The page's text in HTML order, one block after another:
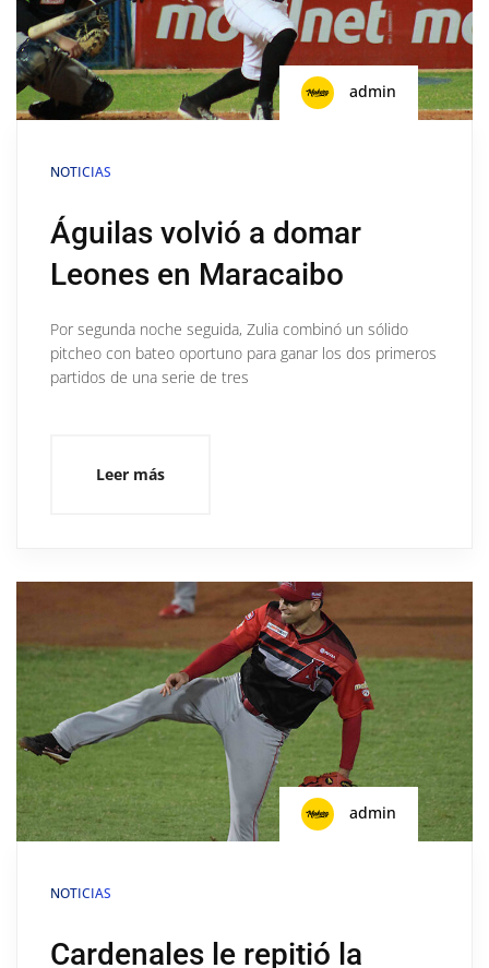
admin
NOTICIAS
Águilas volvió a domar
Leones en Maracaibo
Por segunda noche seguida, Zulia combinó un sólido
pitcheo con bateo oportuno para ganar los dos primeros
partidos de una serie de tres
Leer más
admin
NOTICIAS
Cardenales le repitió la